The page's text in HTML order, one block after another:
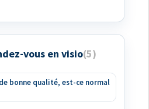
vous en visio 5
bonne qualité, est-ce normal